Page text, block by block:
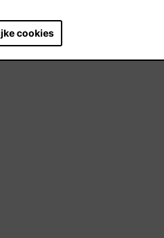
cookies